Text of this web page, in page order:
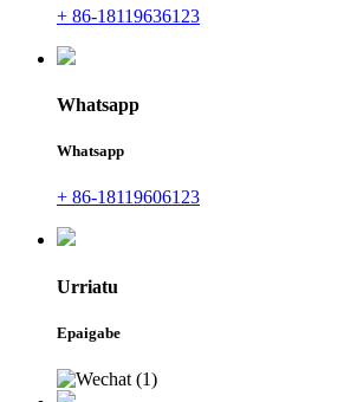
+ 86-18119636123
Whatsapp
Whatsapp
+ 86-18119606123
Urriatu
Epaigabe